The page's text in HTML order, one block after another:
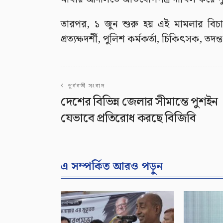
তারপর, ১ জুন শুরু হয় এই মামলার
প্রত্যক্ষদর্শী, পুলিশ কর্মকর্তা, চিকিৎসক,
পূর্ববর্তী সংবাদ
দেশের বিভিন্ন জেলার সীমান্তে পুশইন
যেভাবে প্রতিরোধ করছে বিজিবি
এ সম্পর্কিত আরও পড়ুন